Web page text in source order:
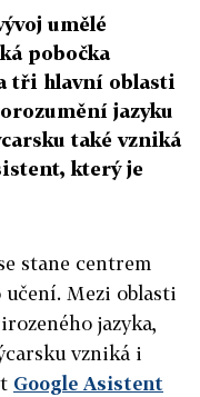
umělé
pobočka
tři hlavní oblasti
jazyku
také vzniká
který je
stane centrem
Mezi oblasti
jazyka,
vzniká i
Google Asistent